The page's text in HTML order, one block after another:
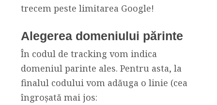
trecem peste limitarea Google!
Alegerea domeniului părinte
În codul de tracking vom indica
domeniul parinte ales. Pentru asta, la
finalul codului vom adăuga o linie (cea
îngroșată mai jos: